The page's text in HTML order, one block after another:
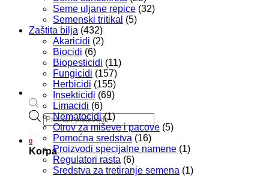
Products
search
0
Korpa
Seme uljane repice (32)
Semenski tritikal (5)
Zaštita bilja (432)
Akaricidi (2)
Biocidi (6)
Biopesticidi (11)
Fungicidi (157)
Herbicidi (155)
Insekticidi (69)
Limacidi (6)
Nematocidi (1)
Otrov za miševe i pacove (5)
Pomoćna sredstva (16)
Proizvodi specijalne namene (1)
Regulatori rasta (6)
Sredstva za tretiranje semena (1)